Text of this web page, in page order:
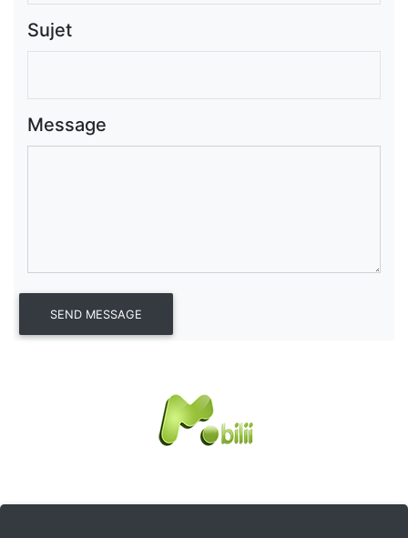
Sujet
Message